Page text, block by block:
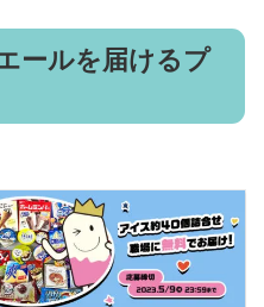
ールを届けるプ